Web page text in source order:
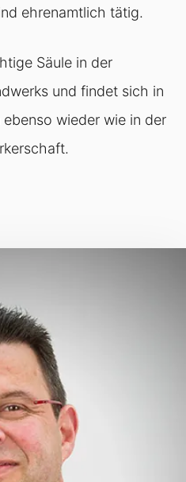
ehrenamtlich tätig.
Säule in der
und findet sich in
wieder wie in der